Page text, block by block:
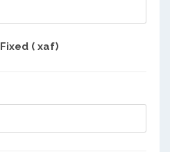
Fixed ( xaf)